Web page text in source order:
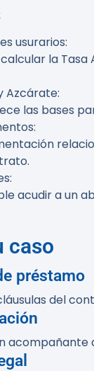
usurarios:
la
Azcárate:
las bases
:
:
acudir a un
caso
préstamo
del